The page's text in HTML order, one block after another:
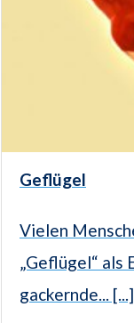
Geflügel
Vielen
„Geflügel“ als
gackernde... [...]